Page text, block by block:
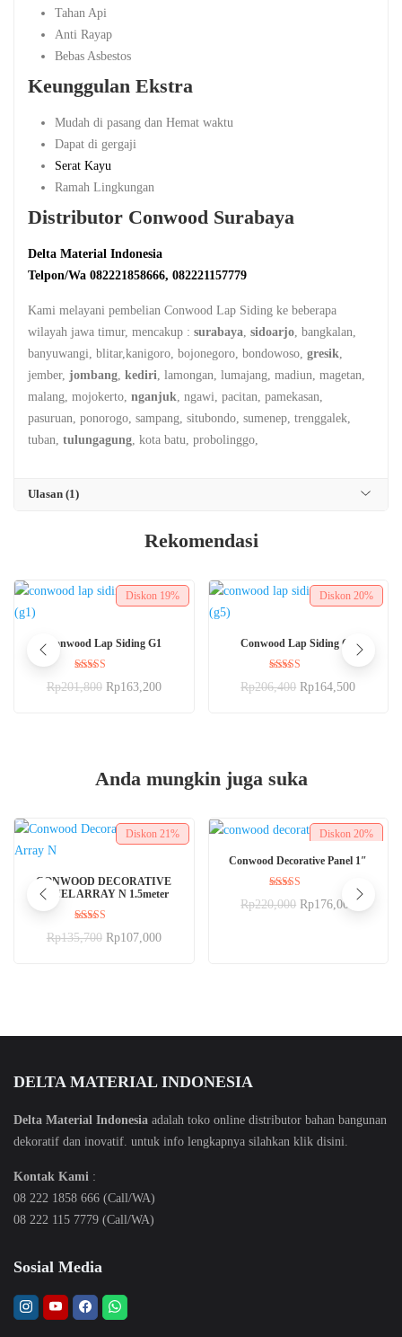
Tahan Api
Anti Rayap
Bebas Asbestos
Keunggulan Ekstra
Mudah di pasang dan Hemat waktu
Dapat di gergaji
Serat Kayu
Ramah Lingkungan
Distributor Conwood Surabaya
Delta Material Indonesia
Telpon/Wa 082221858666, 082221157779
Kami melayani pembelian Conwood Lap Siding ke beberapa
wilayah jawa timur, mencakup : surabaya sidoarjo , bangkalan,
banyuwangi, blitar,kanigoro, bojonegoro, bondowoso, gresik
jember, jombang kediri , lamongan, lumajang, madiun, magetan,
malang, mojokerto, nganjuk , ngawi, pacitan, pamekasan,
pasuruan, ponorogo, sampang, situbondo, sumenep, trenggalek,
tuban, tulungagung , kota batu, probolinggo,
Ulasan (1)
Rekomendasi
Diskon 19%
Conwood Lap Siding G1
Dinilai
5.00
Rp201,800 Rp163,200
Diskon 20%
Conwood Lap Siding G5
Dinilai
5.00
Rp206,400 Rp164,500
Anda mungkin juga suka
Diskon 21%
CONWOOD DECORATIVE
PANEL ARRAY N 1.5meter
Dinilai
5.00
Rp135,700 Rp107,000
Diskon 20%
Conwood Decorative Panel 1″
Dinilai
5.00
Rp220,000 Rp176,000
DELTA MATERIAL INDONESIA
Delta Material Indonesia adalah toko online distributor bahan bangunan
dekoratif dan inovatif. untuk info lengkapnya silahkan klik disini
Kontak Kami :
08 222 1858 666 (Call/WA)
08 222 115 7779 (Call/WA)
Sosial Media